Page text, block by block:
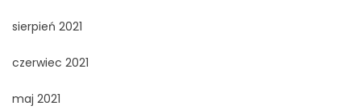
sierpień 2021
czerwiec 2021
maj 2021